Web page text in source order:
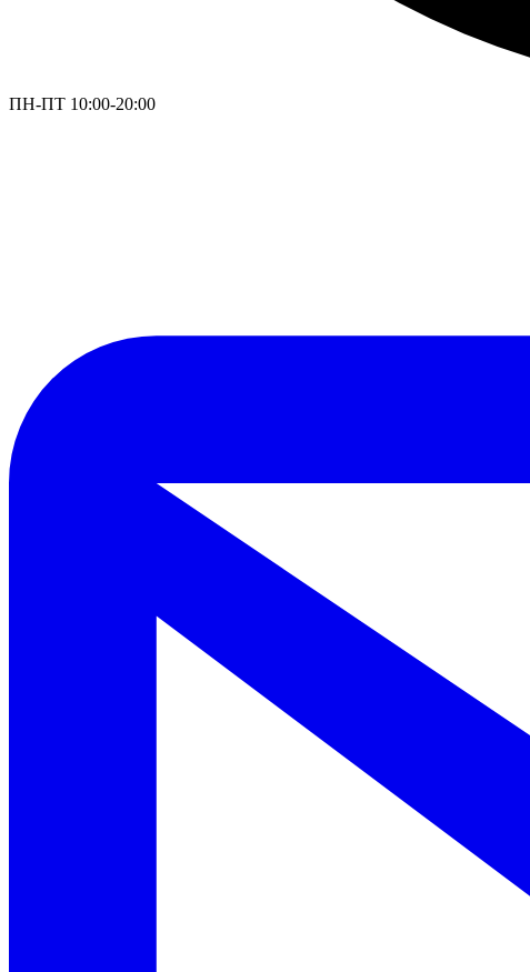
ПН-ПТ 10:00-20:00